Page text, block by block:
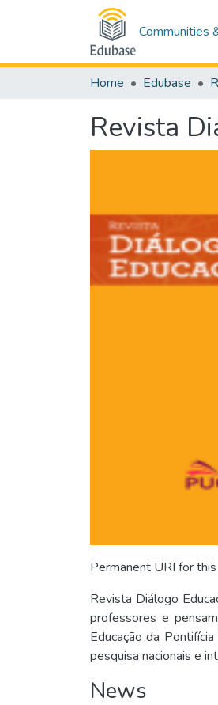
Communities
Home Edubase
Revista
Permanent URI for
Revista Diálogo
professores e
Educação da
pesquisa nacionais e
News